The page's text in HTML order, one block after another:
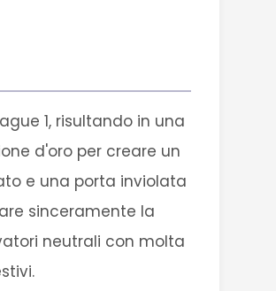
1, risultando in una
d'oro per creare un
e una porta inviolata
sinceramente la
neutrali con molta